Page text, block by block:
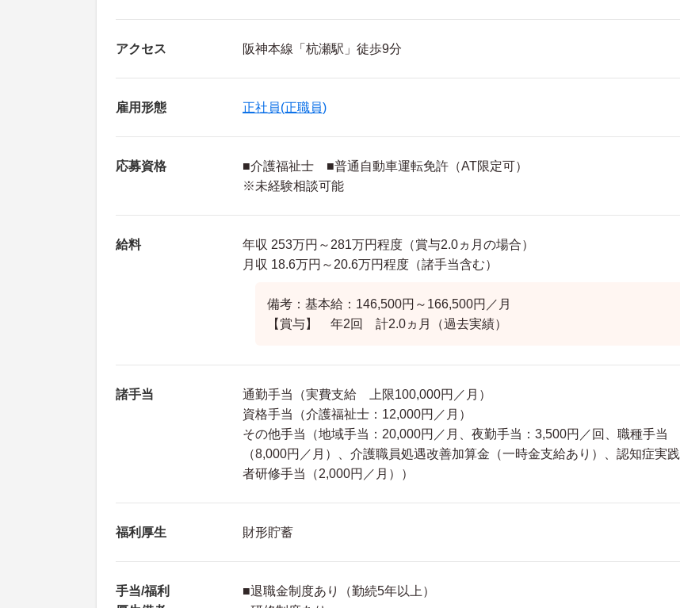
アクセス 阪神本線「杭瀬駅」徒歩9分
雇用形態 正社員(正職員)
応募資格
■介護福祉士 ■普通自動車運転免許（AT限定可）
※未経験相談可能
給料
年収 253万円～281万円程度（賞与2.0ヵ月の場合）
月収 18.6万円～20.6万円程度（諸手当含む）
備考：基本給：146,500円～166,500円／月
【賞与】 年2回 計2.0ヵ月（過去実績）
諸手当
通勤手当（実費支給 上限100,000円／月）
資格手当（介護福祉士：12,000円／月）
その他手当（地域手当：20,000円／月、夜勤手当：3,500円／回、職種手当
（8,000円／月）、介護職員処遇改善加算金（一時金支給あり）、認知症実践
者研修手当（2,000円／月））
福利厚生 財形貯蓄
手当/福利
■退職金制度あり（勤続5年以上）